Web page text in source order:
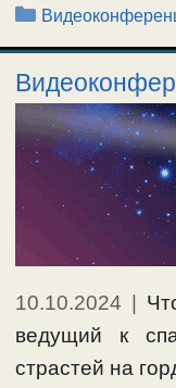
Рубрики
10.10.2024 |
ведущий к
страстей на